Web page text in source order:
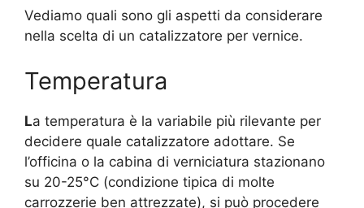
Vediamo quali sono gli aspetti da considerare
nella scelta di un catalizzatore per vernice.
Temperatura
La temperatura è la variabile più rilevante per
decidere quale catalizzatore adottare. Se
l’officina o la cabina di verniciatura stazionano
su 20-25°C (condizione tipica di molte
carrozzerie ben attrezzate), si può procedere